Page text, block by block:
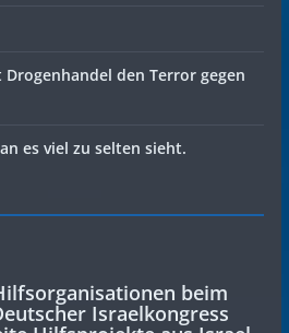
den Terror gegen
es viel zu selten sieht.
beim
Israelkongress